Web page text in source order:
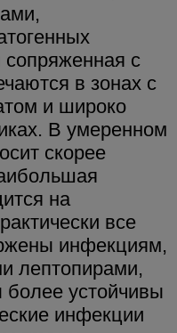
с
в зонах с
и широко
В умеренном
скорее
на
все
инфекциям,
лептопирами,
устойчивы
инфекции